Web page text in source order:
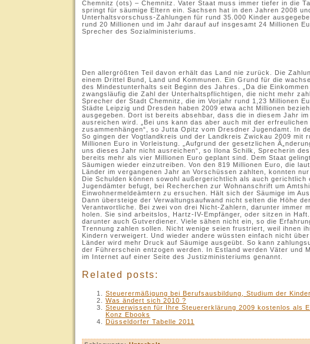
Chemnitz (ots) – Chemnitz. Vater Staat muss immer tiefer in die
springt für säumige Eltern ein. Sachsen hat in den Jahren 2008
Unterhaltsvorschuss-Zahlungen für rund 35.000 Kinder
rund 20 Millionen und im Jahr darauf auf insgesamt 24 Millionen
Sprecher des Sozialministeriums.
Den allergrößten Teil davon erhält das Land nie zurück. Die
einem Drittel Bund, Land und Kommunen. Ein Grund für die
des Mindestunterhalts seit Beginn des Jahres. „Da die
zwangsläufig die Zahl der Unterhaltspflichtigen, die nicht mehr
Sprecher der Stadt Chemnitz, die im Vorjahr rund 1,23 Millionen
Städte Leipzig und Dresden haben 2009 etwa acht Millionen
ausgegeben. Dort ist bereits absehbar, dass die in diesem Jahr
ausreichen wird. „Bei uns kann das aber auch mit der
zusammenhängen“, so Jutta Opitz vom Dresdner Jugendamt. In
So gingen der Vogtlandkreis und der Landkreis Zwickau 2009 mit
Millionen Euro in Vorleistung. „Aufgrund der gesetzlichen
uns dieses Jahr nicht ausreichen“, so Ilona Schilk, Sprecherin
bereits mehr als vier Millionen Euro geplant sind. Dem Staat
Säumigen wieder einzutreiben. Von den 819 Millionen Euro, die
Länder im vergangenen Jahr an Vorschüssen zahlten, konnten
Die Schulden können sowohl außergerichtlich als auch gerichtlich
Jugendämter befugt, bei Recherchen zur Wohnanschrift um
Einwohnermeldeämtern zu ersuchen. Hält sich der Säumige im
Dann übersteige der Verwaltungsaufwand nicht selten die Höhe
Verantwortliche. Bei zwei von drei Nicht-Zahlern, darunter immer
holen. Sie sind arbeitslos, Hartz-IV-Empfänger, oder sitzen in
darunter auch Gutverdiener. Viele sähen nicht ein, so die
Trennung zahlen sollen. Nicht wenige seien frustriert, weil ihnen
Kindern verweigert. Und wieder andere wüssten einfach nicht
Länder wird mehr Druck auf Säumige ausgeübt. So kann
der Führerschein entzogen werden. In Estland werden Väter und
im Internet auf einer Seite des Justizministeriums genannt.
Related posts:
Steuerermäßigung bei Berufsausbildung, Studium der Kinder
Was ändert sich 2010 ?
Steuerwissen für Ihre Steuererklärung 2009 kostenlos als
Konz Ebooks
Düsseldorfer Tabelle 2011